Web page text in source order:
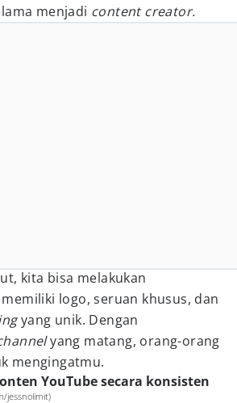
menjadi content creator.
kita bisa melakukan
logo, seruan khusus, dan
yang unik. Dengan
yang matang, orang-orang
mengingatmu.
YouTube secara konsisten
jessnolimit)